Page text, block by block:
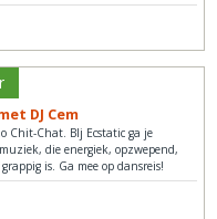
DJ Cem
Chit-Chat. BIj Ecstatic ga je
die energiek, opzwepend,
is. Ga mee op dansreis!